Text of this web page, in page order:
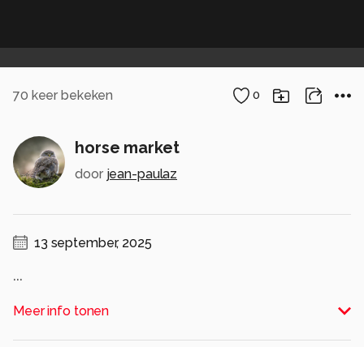
70 keer bekeken 0
horse market
door jean-paulaz
13 september, 2025
...
Alle rechten voorbehouden
Meer info tonen